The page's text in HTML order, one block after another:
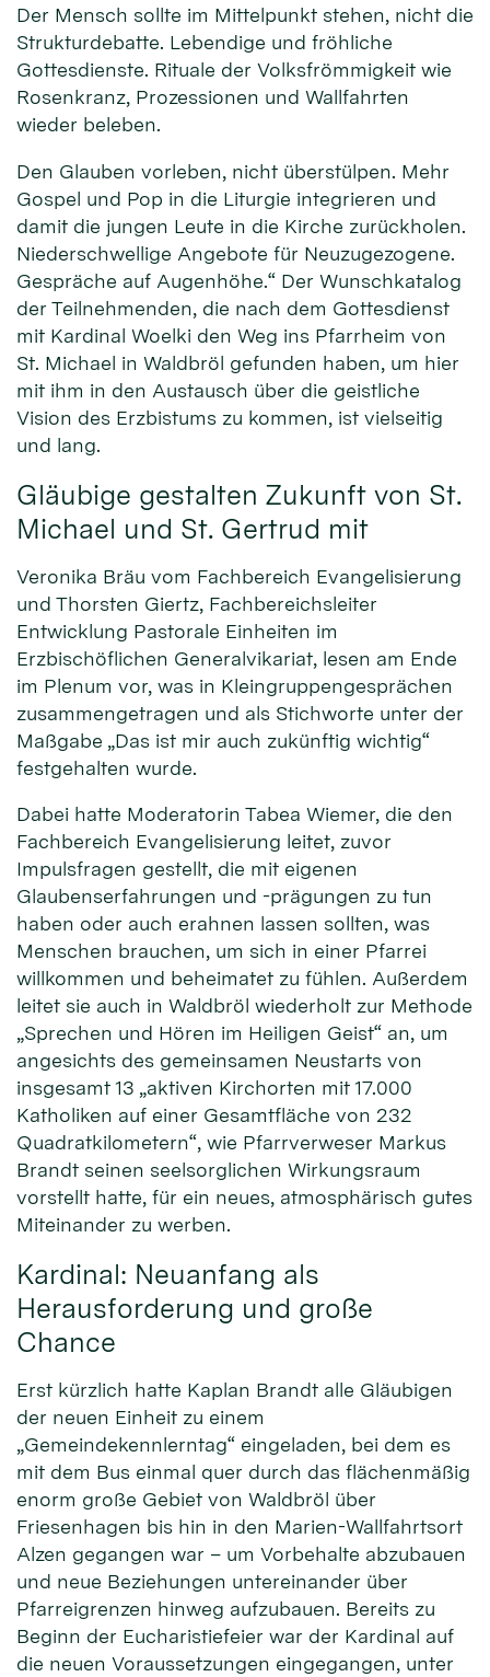
Der Mensch sollte im Mittelpunkt stehen, nicht die
Strukturdebatte. Lebendige und fröhliche
Gottesdienste. Rituale der Volksfrömmigkeit wie
Rosenkranz, Prozessionen und Wallfahrten
wieder beleben.
Den Glauben vorleben, nicht überstülpen. Mehr
Gospel und Pop in die Liturgie integrieren und
damit die jungen Leute in die Kirche zurückholen.
Niederschwellige Angebote für Neuzugezogene.
Gespräche auf Augenhöhe.“ Der Wunschkatalog
der Teilnehmenden, die nach dem Gottesdienst
mit Kardinal Woelki den Weg ins Pfarrheim von
St. Michael in Waldbröl gefunden haben, um hier
mit ihm in den Austausch über die geistliche
Vision des Erzbistums zu kommen, ist vielseitig
und lang.
Gläubige gestalten Zukunft von St.
Michael und St. Gertrud mit
Veronika Bräu vom Fachbereich Evangelisierung
und Thorsten Giertz, Fachbereichsleiter
Entwicklung Pastorale Einheiten im
Erzbischöflichen Generalvikariat, lesen am Ende
im Plenum vor, was in Kleingruppengesprächen
zusammengetragen und als Stichworte unter der
Maßgabe „Das ist mir auch zukünftig wichtig“
festgehalten wurde.
Dabei hatte Moderatorin Tabea Wiemer, die den
Fachbereich Evangelisierung leitet, zuvor
Impulsfragen gestellt, die mit eigenen
Glaubenserfahrungen und -prägungen zu tun
haben oder auch erahnen lassen sollten, was
Menschen brauchen, um sich in einer Pfarrei
willkommen und beheimatet zu fühlen. Außerdem
leitet sie auch in Waldbröl wiederholt zur Methode
„Sprechen und Hören im Heiligen Geist“ an, um
angesichts des gemeinsamen Neustarts von
insgesamt 13 „aktiven Kirchorten mit 17.000
Katholiken auf einer Gesamtfläche von 232
Quadratkilometern“, wie Pfarrverweser Markus
Brandt seinen seelsorglichen Wirkungsraum
vorstellt hatte, für ein neues, atmosphärisch gutes
Miteinander zu werben.
Kardinal: Neuanfang als
Herausforderung und große
Chance
Erst kürzlich hatte Kaplan Brandt alle Gläubigen
der neuen Einheit zu einem
„Gemeindekennlerntag“ eingeladen, bei dem es
mit dem Bus einmal quer durch das flächenmäßig
enorm große Gebiet von Waldbröl über
Friesenhagen bis hin in den Marien-Wallfahrtsort
Alzen gegangen war – um Vorbehalte abzubauen
und neue Beziehungen untereinander über
Pfarreigrenzen hinweg aufzubauen. Bereits zu
Beginn der Eucharistiefeier war der Kardinal auf
die neuen Voraussetzungen eingegangen, unter